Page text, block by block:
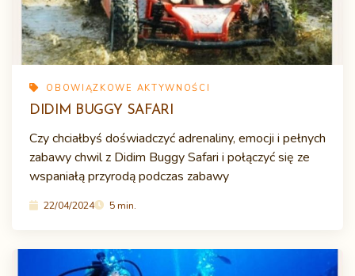
OBOWIĄZKOWE AKTYWNOŚCI
DIDIM BUGGY SAFARI
Czy chciałbyś doświadczyć adrenaliny, emocji i pełnych
zabawy chwil z Didim Buggy Safari i połączyć się ze
wspaniałą przyrodą podczas zabawy
22/04/2024 5 min.